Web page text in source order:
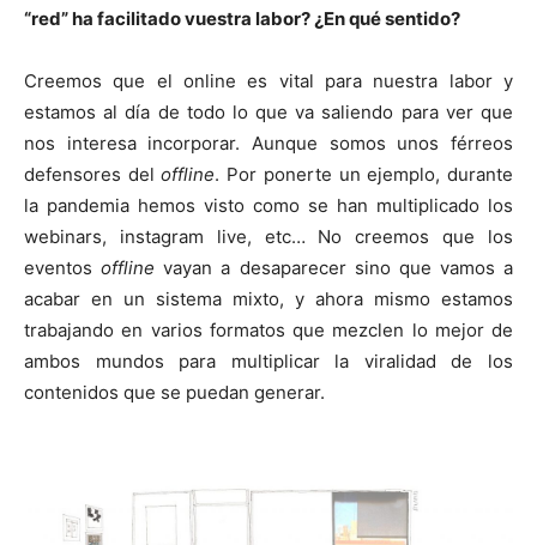
“red” ha facilitado vuestra labor? ¿En qué sentido?
Creemos que el online es vital para nuestra labor y
estamos al día de todo lo que va saliendo para ver que
nos interesa incorporar. Aunque somos unos férreos
defensores deloffline. Por ponerte un ejemplo, durante
la pandemia hemos visto como se han multiplicado los
webinars, instagram live, etc… No creemos que los
eventosoffline vayan a desaparecer sino que vamos a
acabar en un sistema mixto, y ahora mismo estamos
trabajando en varios formatos que mezclen lo mejor de
ambos mundos para multiplicar la viralidad de los
contenidos que se puedan generar.